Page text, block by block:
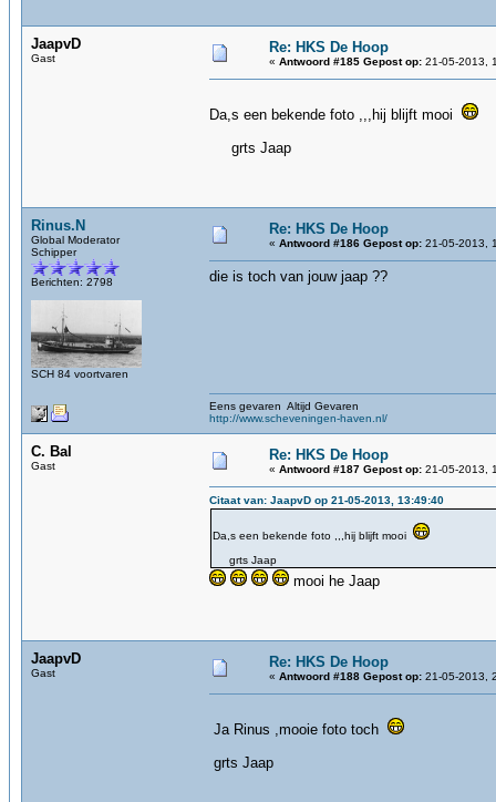
JaapvD
Gast
Re: HKS De Hoop
« Antwoord #185 Gepost op: 21-05-2013,
Da,s een bekende foto ,,,hij blijft mooi
grts Jaap
Rinus.N
Global Moderator
Schipper
Berichten: 2798
SCH 84 voortvaren
Re: HKS De Hoop
« Antwoord #186 Gepost op: 21-05-2013,
die is toch van jouw jaap ??
Eens gevaren Altijd Gevaren
http://www.scheveningen-haven.nl/
C. Bal
Gast
Re: HKS De Hoop
« Antwoord #187 Gepost op: 21-05-2013,
Citaat van: JaapvD op 21-05-2013, 13:49:40
Da,s een bekende foto ,,,hij blijft mooi
grts Jaap
mooi he Jaap
JaapvD
Gast
Re: HKS De Hoop
« Antwoord #188 Gepost op: 21-05-2013,
Ja Rinus ,mooie foto toch
grts Jaap